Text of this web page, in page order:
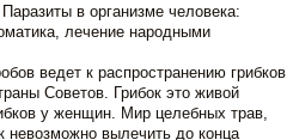
в организме человека:
лечение народными
ведет к распространению грибков.
Советов. Грибок это живой
у женщин. Мир целебных трав,
невозможно вылечить до конца